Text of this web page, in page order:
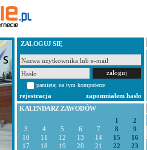
ZALOGUJ SIĘ
pamiętaj na tym komputerze
rejestracja
zapomniałem hasło
KALENDARZ ZAWODÓW
1
2
3
4 5 6 7 8
9
10
11 12 13 14 15
16
17
18 19 20 21 22
23